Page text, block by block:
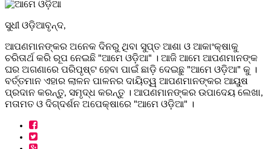
ସୁଧୀ ଓଡ଼ିଆବୃନ୍ଦ,
ଆପଣମାନଙ୍କର ଅନେକ ଦିନରୁ ଥିବା ସୁପ୍ତ ଆଶା ଓ ଆକାଂକ୍ଷାକୁ
ଚରିତାର୍ଥ କରି ରୂପ ନେଇଛି "ଆମେ ଓଡ଼ିଆ" । ଆଜି ଆମେ ଆପଣମାନଙ୍କ
ଘର ଅଗଣାରେ ପରିପୃଷ୍ଟ ହେବା ପାଇଁ ଛାଡ଼ି ଦେଇଛୁ "ଆମେ ଓଡ଼ିଆ" କୁ ।
ବର୍ତ୍ତମାନ ଏହାର ଲାଳନ ପାଳନର ଦାୟିତ୍ୱ ଆପଣମାନଙ୍କର ଆୟୁଷ
ପ୍ରଦାନ କରନ୍ତୁ, ସମୃଦ୍ଧ କରନ୍ତୁ । ଆପଣମାନଙ୍କର ଉପାଦେୟ ଲେଖା,
ମତାମତ ଓ ଦିଗ୍ଦର୍ଶନ ଅପେକ୍ଷାରେ "ଆମେ ଓଡ଼ିଆ" ।